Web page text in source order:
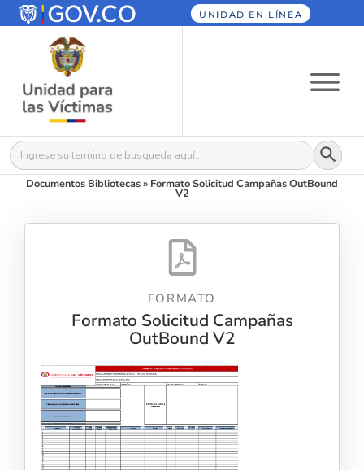
UNIDAD EN LÍNEA
Buscar: Botón
Documentos Bibliotecas» Formato Solicitud Campañas OutBound
V2
FORMATO
Formato Solicitud Campañas
OutBound V2